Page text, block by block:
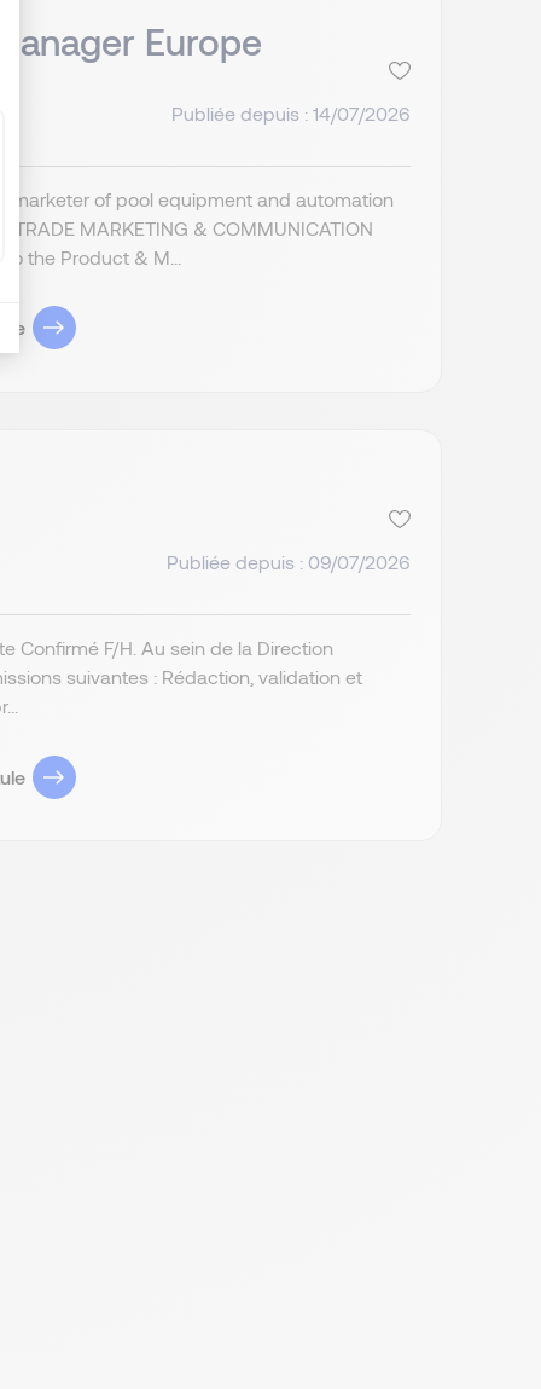
Europe
Publiée depuis : 14/07/2026
marketer of pool equipment and automation
MARKETING & COMMUNICATION
the Product & M...
Publiée depuis : 09/07/2026
Confirmé F/H. Au sein de la Direction
suivantes : Rédaction, validation et